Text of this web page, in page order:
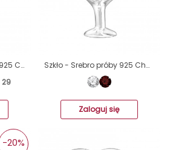
Okrągły - Srebro próby 925 Charms z cyrkonią/kryształem A4S4476
29
Szkło - Srebro próby 925 Charms z cyrkonią/kryształem A4S3644
Zaloguj się
-20%